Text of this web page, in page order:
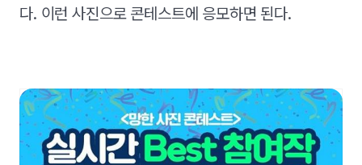
다. 이런 사진으로 콘테스트에 응모하면 된다.